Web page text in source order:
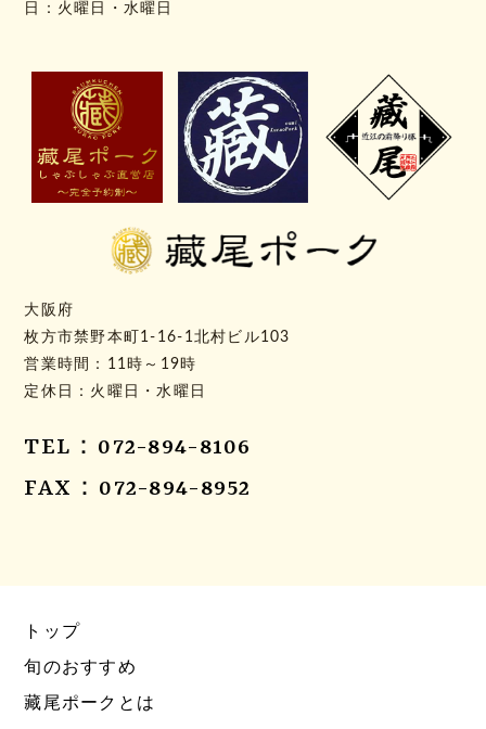
日：火曜日・水曜日
大阪府
枚方市禁野本町1-16-1北村ビル103
営業時間：11時～19時
定休日：火曜日・水曜日
TEL：072-894-8106
FAX：072-894-8952
トップ
旬のおすすめ
藏尾ポークとは